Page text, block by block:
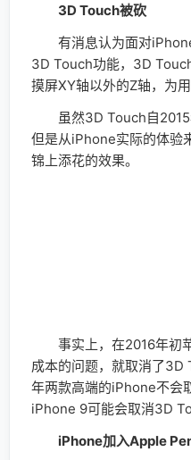
3D Touch被砍
有消息认为面对iPhone
3D Touch功能，3D
摸屏XY轴以外的Z轴，为
虽然3D Touch自2015
但是从iPhone实际的体验
锦上添花的效果。
事实上，在2016年初
成本的问题，就取消了3D
年两款高端的iPhone不会
iPhone 9可能会取消3D
iPhone加入Apple